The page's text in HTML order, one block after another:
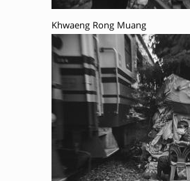
Khwaeng Rong Muang